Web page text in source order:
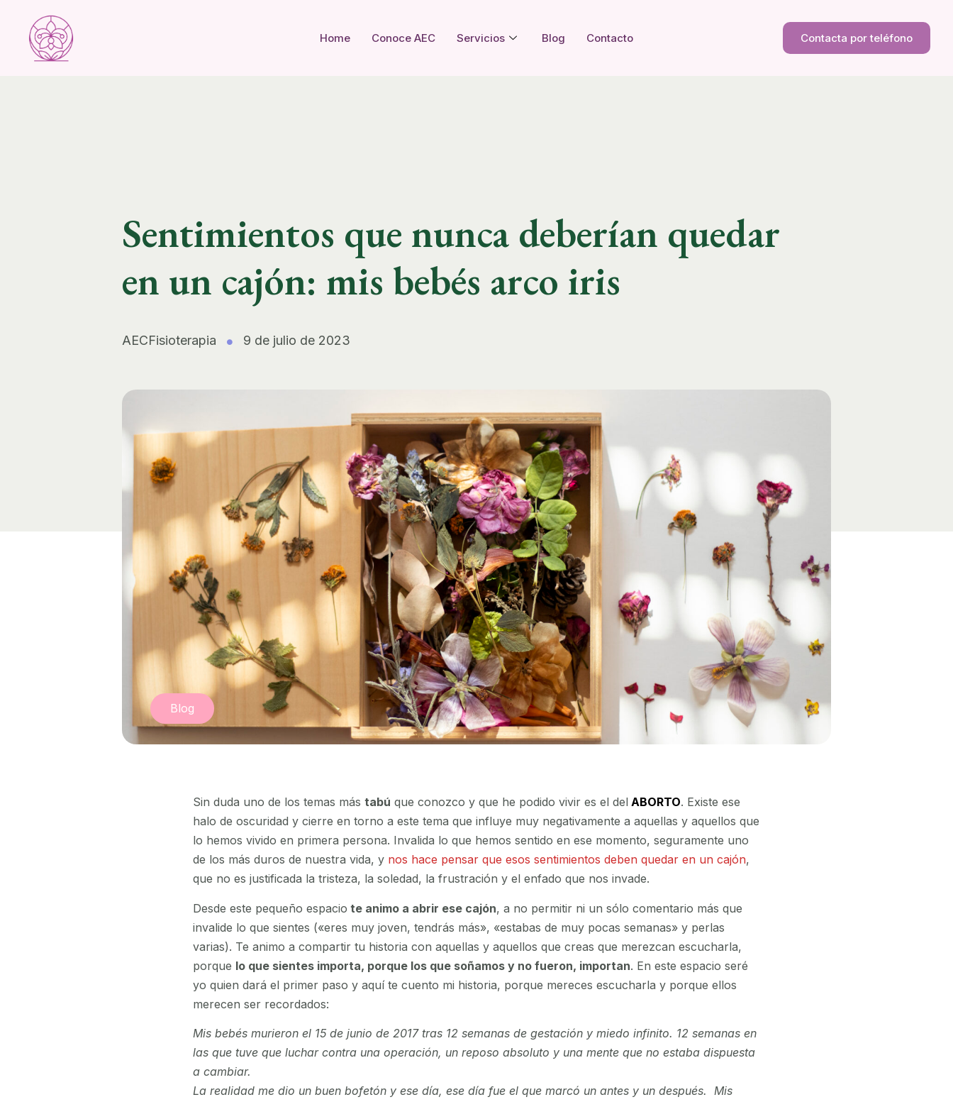
Home Conoce AEC Servicios Blog Contacto Contacta por teléfono
Sentimientos que nunca deberían quedar
en un cajón: mis bebés arco iris
AECFisioterapia 9 de julio de 2023
Blog
Sin duda uno de los temas más tabú que conozco y que he podido vivir es el del ABORTO. Existe ese
halo de oscuridad y cierre en torno a este tema que influye muy negativamente a aquellas y aquellos que
lo hemos vivido en primera persona. Invalida lo que hemos sentido en ese momento, seguramente uno
de los más duros de nuestra vida, y nos hace pensar que esos sentimientos deben quedar en un cajón,
que no es justificada la tristeza, la soledad, la frustración y el enfado que nos invade.
Desde este pequeño espacio te animo a abrir ese cajón, a no permitir ni un sólo comentario más que
invalide lo que sientes («eres muy joven, tendrás más», «estabas de muy pocas semanas» y perlas
varias). Te animo a compartir tu historia con aquellas y aquellos que creas que merezcan escucharla,
porque lo que sientes importa, porque los que soñamos y no fueron, importan. En este espacio seré
yo quien dará el primer paso y aquí te cuento mi historia, porque mereces escucharla y porque ellos
merecen ser recordados:
Mis bebés murieron el 15 de junio de 2017 tras 12 semanas de gestación y miedo infinito. 12 semanas en
las que tuve que luchar contra una operación, un reposo absoluto y una mente que no estaba dispuesta
a cambiar.
La realidad me dio un buen bofetón y ese día, ese día fue el que marcó un antes y un después. Mis